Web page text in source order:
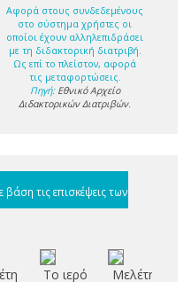
Αφορά στους συνδεδεμένους
στο σύστημα χρήστες οι
οποίοι έχουν αλληλεπιδράσει
με τη διδακτορική διατριβή.
Ως επί το πλείστον, αφορά
τις μεταφορτώσεις.
Πηγή: Εθνικό Αρχείο
Διδακτορικών Διατριβών.
βάση τις επισκέψεις των
Το ιερό
Μελέτη